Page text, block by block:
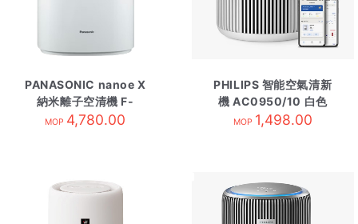
PANASONIC nanoe X
納米離子空清機 F-
PXT70H白
MOP 4,780.00
PHILIPS 智能空氣清新
機 AC0950/10 白色
MOP 1,498.00